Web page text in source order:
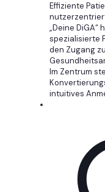
Effiziente
„Deine DiGA“
spezialisierte
den Zugang
Im Zentrum
intuitives